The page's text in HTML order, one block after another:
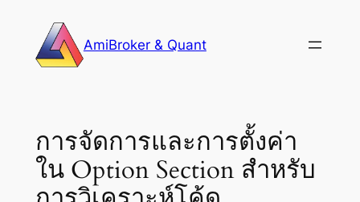
content
AmiBroker & Quant
การจัดการและการตั้งค่า
ใน Option Section สำหรับ